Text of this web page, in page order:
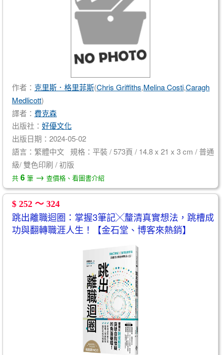
作者： 克里斯．格里菲斯(Chris Griffiths,Melina Costi,Caragh
Medlicott)
譯者： 費克森
出版社： 好優文化
出版日期：2024-05-02
語言：繁體中文 規格：平裝 / 573頁 / 14.8 x 21 x 3 cm / 普通
級/ 雙色印刷 / 初版
共 6 筆 → 查價格、看圖書介紹
$ 252 ～ 324
跳出離職迴圈：掌握3筆記╳釐清真實想法，跳槽成
功與翻轉職涯人生！【金石堂、博客來熱銷】